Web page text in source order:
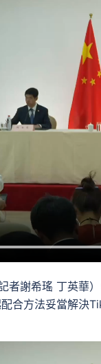
者謝希瑤 丁英華
合方法妥當解決